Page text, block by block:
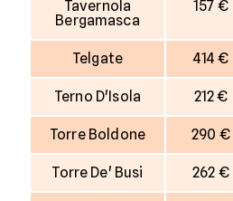
Tavernola
Bergamasca
157 €
Telgate 414 €
Terno D'Isola 212 €
Torre Boldone 290 €
Torre De' Busi 262 €